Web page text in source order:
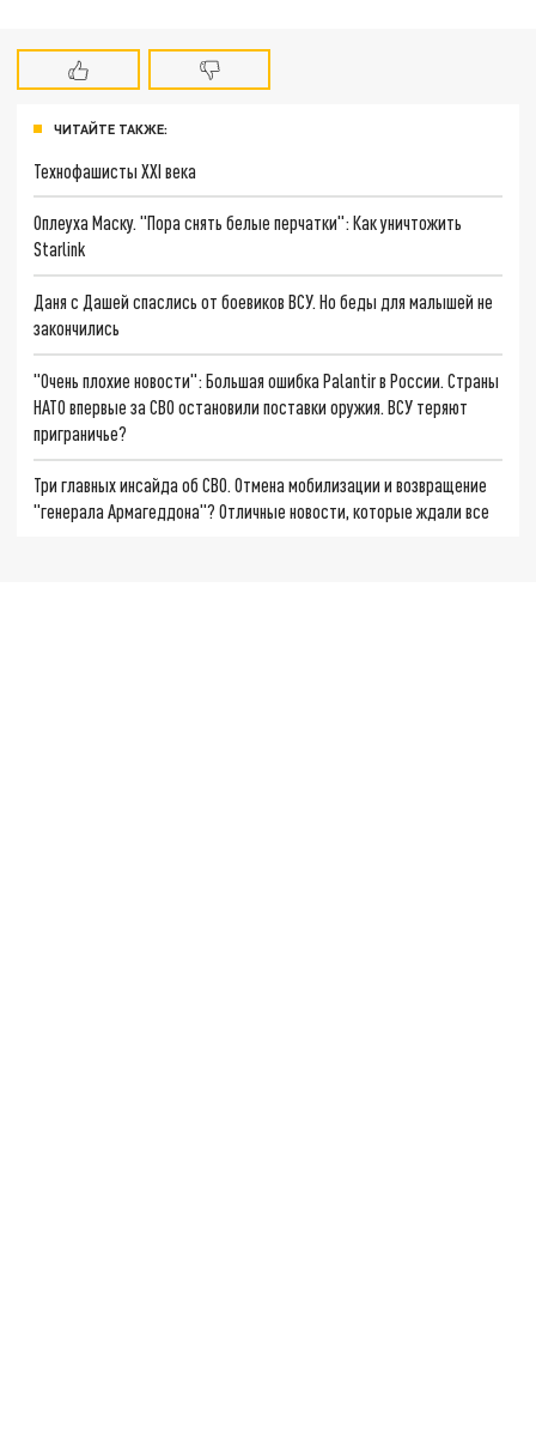
ЧИТАЙТЕ ТАКЖЕ:
Технофашисты XXI века
Оплеуха Маску. "Пора снять белые перчатки": Как уничтожить
Starlink
Даня с Дашей спаслись от боевиков ВСУ. Но беды для малышей не
закончились
"Очень плохие новости": Большая ошибка Palantir в России. Страны
НАТО впервые за СВО остановили поставки оружия. ВСУ теряют
приграничье?
Три главных инсайда об СВО. Отмена мобилизации и возвращение
"генерала Армагеддона"? Отличные новости, которые ждали все